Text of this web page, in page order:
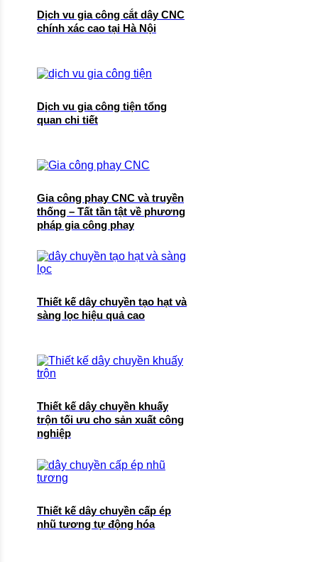
Dịch vu gia công cắt dây CNC
chính xác cao tại Hà Nội
Dịch vu gia công tiện tổng
quan chi tiết
Gia công phay CNC và truyền
thống – Tất tần tật về phương
pháp gia công phay
Thiết kế dây chuyền tạo hạt và
sàng lọc hiệu quả cao
Thiết kế dây chuyền khuấy
trộn tối ưu cho sản xuất công
nghiệp
Thiết kế dây chuyền cấp ép
nhũ tương tự động hóa